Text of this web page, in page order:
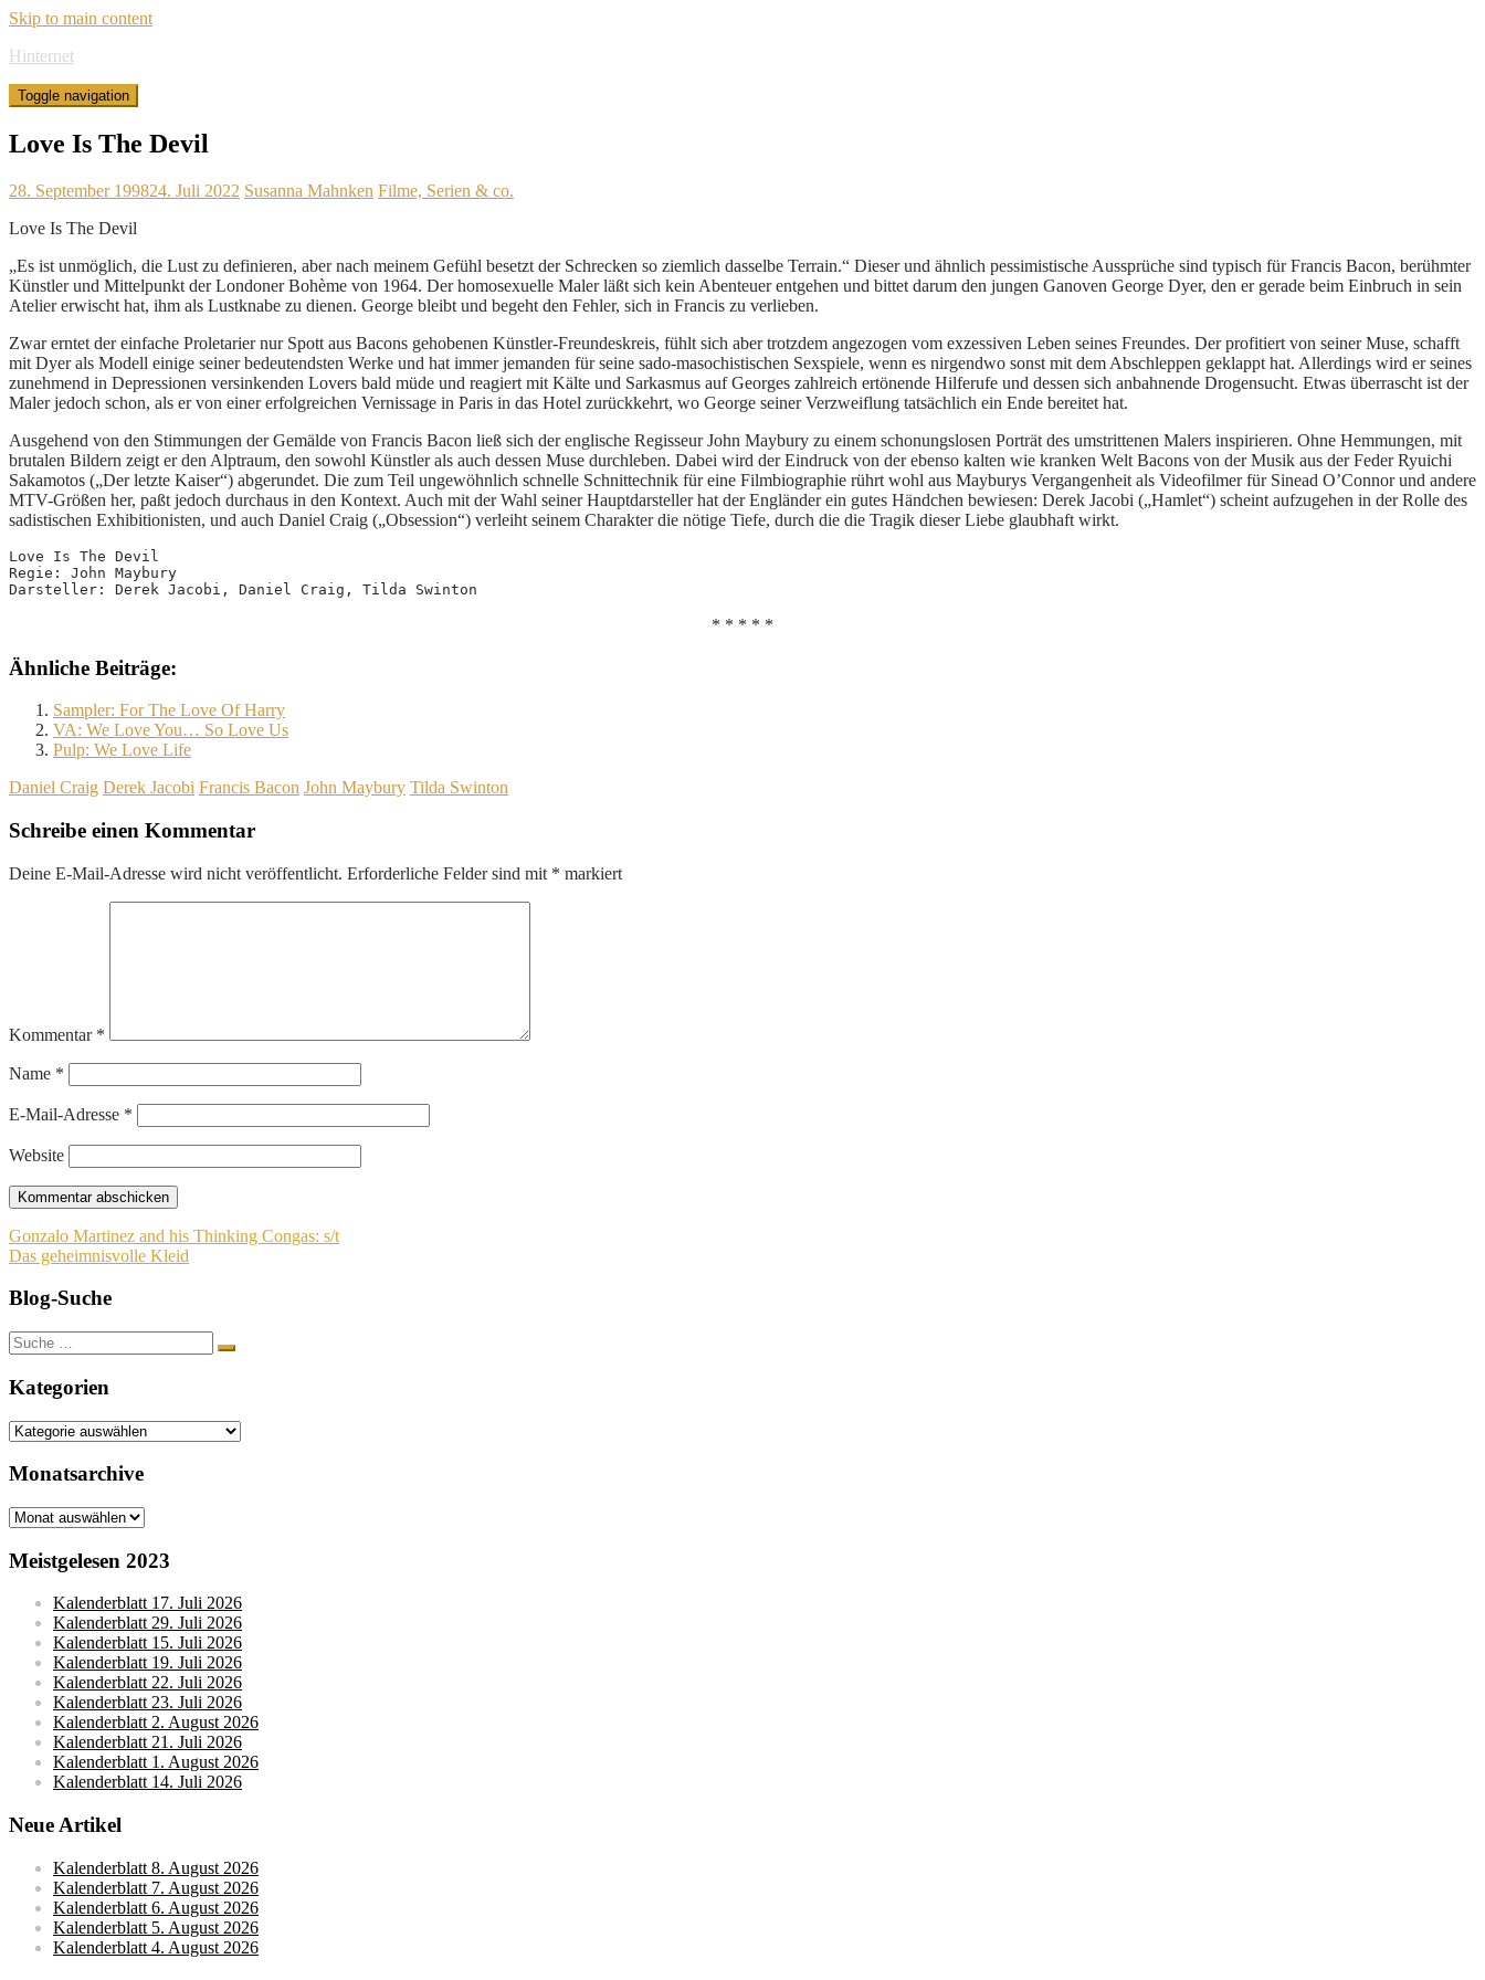
Skip to main content
Hinternet
Toggle navigation
Love Is The Devil
28. September 199824. Juli 2022 Susanna Mahnken Filme, Serien & co.
Love Is The Devil
„Es ist unmöglich, die Lust zu definieren, aber nach meinem Gefühl besetzt der Schrecken so ziemlich dasselbe Terrain.“ Dieser und ähnlich pessimistische Aussprüche sind typisch für Francis Bacon, berühmter
Künstler und Mittelpunkt der Londoner Bohème von 1964. Der homosexuelle Maler läßt sich kein Abenteuer entgehen und bittet darum den jungen Ganoven George Dyer, den er gerade beim Einbruch in sein
Atelier erwischt hat, ihm als Lustknabe zu dienen. George bleibt und begeht den Fehler, sich in Francis zu verlieben.
Zwar erntet der einfache Proletarier nur Spott aus Bacons gehobenen Künstler-Freundeskreis, fühlt sich aber trotzdem angezogen vom exzessiven Leben seines Freundes. Der profitiert von seiner Muse, schafft
mit Dyer als Modell einige seiner bedeutendsten Werke und hat immer jemanden für seine sado-masochistischen Sexspiele, wenn es nirgendwo sonst mit dem Abschleppen geklappt hat. Allerdings wird er seines
zunehmend in Depressionen versinkenden Lovers bald müde und reagiert mit Kälte und Sarkasmus auf Georges zahlreich ertönende Hilferufe und dessen sich anbahnende Drogensucht. Etwas überrascht ist der
Maler jedoch schon, als er von einer erfolgreichen Vernissage in Paris in das Hotel zurückkehrt, wo George seiner Verzweiflung tatsächlich ein Ende bereitet hat.
Ausgehend von den Stimmungen der Gemälde von Francis Bacon ließ sich der englische Regisseur John Maybury zu einem schonungslosen Porträt des umstrittenen Malers inspirieren. Ohne Hemmungen, mit
brutalen Bildern zeigt er den Alptraum, den sowohl Künstler als auch dessen Muse durchleben. Dabei wird der Eindruck von der ebenso kalten wie kranken Welt Bacons von der Musik aus der Feder Ryuichi
Sakamotos („Der letzte Kaiser“) abgerundet. Die zum Teil ungewöhnlich schnelle Schnittechnik für eine Filmbiographie rührt wohl aus Mayburys Vergangenheit als Videofilmer für Sinead O’Connor und andere
MTV-Größen her, paßt jedoch durchaus in den Kontext. Auch mit der Wahl seiner Hauptdarsteller hat der Engländer ein gutes Händchen bewiesen: Derek Jacobi („Hamlet“) scheint aufzugehen in der Rolle des
sadistischen Exhibitionisten, und auch Daniel Craig („Obsession“) verleiht seinem Charakter die nötige Tiefe, durch die die Tragik dieser Liebe glaubhaft wirkt.
Love Is The Devil
Regie: John Maybury
Darsteller: Derek Jacobi, Daniel Craig, Tilda Swinton
* * * * *
Ähnliche Beiträge:
Sampler: For The Love Of Harry
VA: We Love You… So Love Us
Pulp: We Love Life
Daniel Craig Derek Jacobi Francis Bacon John Maybury Tilda Swinton
Schreibe einen Kommentar
Deine E-Mail-Adresse wird nicht veröffentlicht. Erforderliche Felder sind mit * markiert
Kommentar *
Name *
E-Mail-Adresse *
Website
Beitragsnavigation
Gonzalo Martinez and his Thinking Congas: s/t
Das geheimnisvolle Kleid
Blog-Suche
Suche
nach:
Kategorien
Kategorien
Monatsarchive
Monatsarchive
Meistgelesen 2023
Kalenderblatt 17. Juli 2026
Kalenderblatt 29. Juli 2026
Kalenderblatt 15. Juli 2026
Kalenderblatt 19. Juli 2026
Kalenderblatt 22. Juli 2026
Kalenderblatt 23. Juli 2026
Kalenderblatt 2. August 2026
Kalenderblatt 21. Juli 2026
Kalenderblatt 1. August 2026
Kalenderblatt 14. Juli 2026
Neue Artikel
Kalenderblatt 8. August 2026
Kalenderblatt 7. August 2026
Kalenderblatt 6. August 2026
Kalenderblatt 5. August 2026
Kalenderblatt 4. August 2026